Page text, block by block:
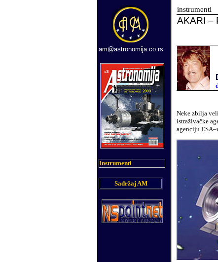
am@astronomija.co.rs
Instrumenti
Sadržaj AM
instrumenti
AKARI –
Neke zbilja
istraživačke
agenciju